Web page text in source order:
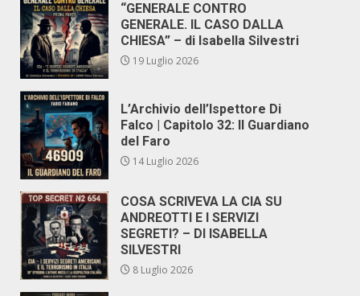
“GENERALE CONTRO
GENERALE. IL CASO DALLA
CHIESA” – di Isabella Silvestri
19 Luglio 2026
L’Archivio dell’Ispettore Di
Falco | Capitolo 32: Il Guardiano
del Faro
14 Luglio 2026
COSA SCRIVEVA LA CIA SU
ANDREOTTI E I SERVIZI
SEGRETI? – DI ISABELLA
SILVESTRI
8 Luglio 2026